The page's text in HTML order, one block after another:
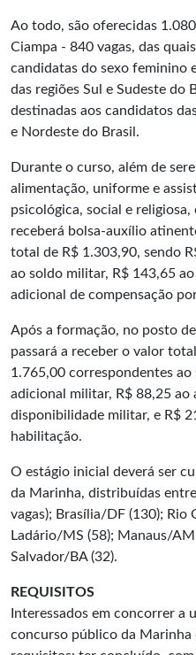
Ao todo, são oferecidas
Ciampa - 840 vagas, das
candidatas do sexo feminino
das regiões Sul e Sudeste do
destinadas aos candidatos
e Nordeste do Brasil.
Durante o curso, além de
alimentação, uniforme e
psicológica, social e
receberá bolsa-auxílio
total de R$ 1.303,90, sendo
ao soldo militar, R$ 143,65
adicional de compensação
Após a formação, no posto
passará a receber o valor
1.765,00 correspondentes
adicional militar, R$ 88,25 ao
disponibilidade militar, e R$
habilitação.
O estágio inicial deverá ser
da Marinha, distribuídas
vagas); Brasília/DF (130); Rio
Ladário/MS (58); Manaus/
Salvador/BA (32).
REQUISITOS
Interessados em concorrer a
concurso público da Marinha